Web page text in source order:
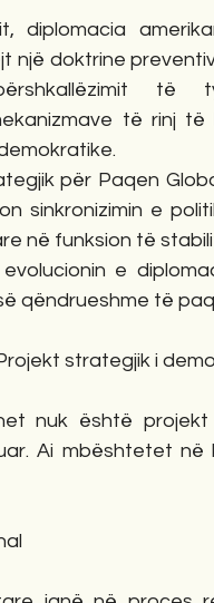
diplomacia
një doktrine
të
të rinj
për Paqen
sinkronizimin e
në funksion të
e
qëndrueshme të
strategjik i
nuk është
Ai mbështetet